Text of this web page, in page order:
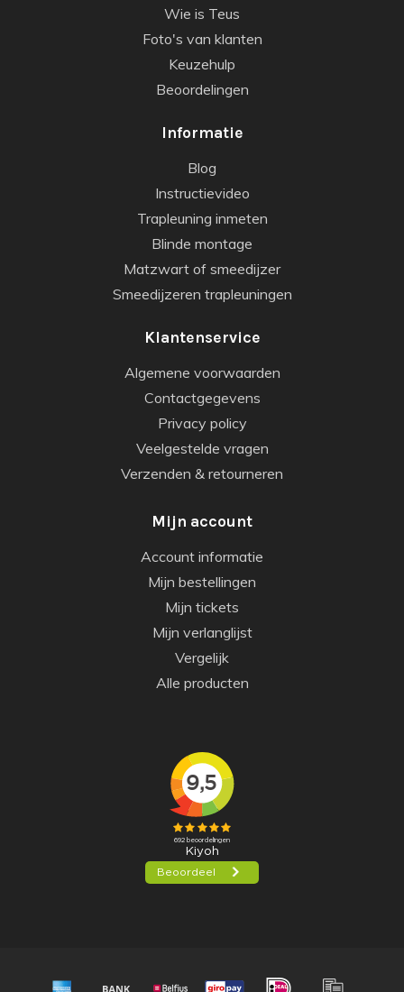
Wie is Teus
Foto's van klanten
Keuzehulp
Beoordelingen
Informatie
Blog
Instructievideo
Trapleuning inmeten
Blinde montage
Matzwart of smeedijzer
Smeedijzeren trapleuningen
Klantenservice
Algemene voorwaarden
Contactgegevens
Privacy policy
Veelgestelde vragen
Verzenden & retourneren
Mijn account
Account informatie
Mijn bestellingen
Mijn tickets
Mijn verlanglijst
Vergelijk
Alle producten